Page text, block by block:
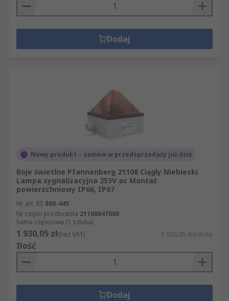
Dodaj
Nowy produkt – zamów w przedsprzedaży już dziś
Boje świetlne Pfannenberg 21108 Ciągły Niebieski
Lampa sygnalizacyjna 253V ac Montaż
powierzchniowy IP66, IP67
Nr art. RS 888-445
Nr części producenta 21108647000
Suma częściowa (1 sztuka)
1 930,05 zł(bez VAT) 1 930,05 zł/sztuka
Ilość
Dodaj